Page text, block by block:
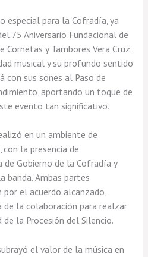
especial para la Cofradía, ya
75 Aniversario Fundacional de
Cornetas y Tambores Vera Cruz
musical y su profundo sentido
con sus sones al Paso de
aportando un toque de
evento tan significativo.
en un ambiente de
la presencia de
Gobierno de la Cofradía y
banda. Ambas partes
el acuerdo alcanzado,
la colaboración para realzar
la Procesión del Silencio.
el valor de la música en